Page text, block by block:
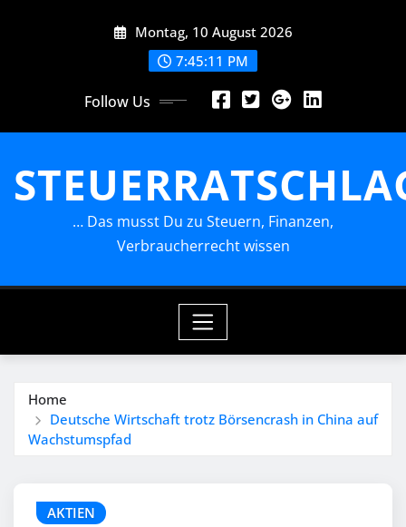
Montag, 10 August 2026
7:45:13 PM
Follow Us
… Das musst Du zu Steuern, Finanzen,
Verbraucherrecht wissen
Home
Deutsche Wirtschaft trotz Börsencrash in China auf
Wachstumspfad
AKTIEN